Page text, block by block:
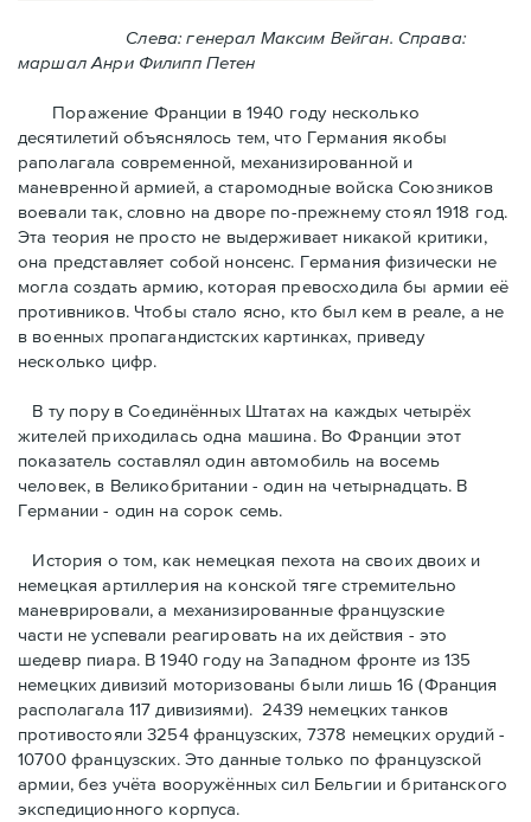
Слева: генерал Максим Вейган. Справа:
маршал Анри Филипп Петен
Поражение Франции в 1940 году несколько
десятилетий объяснялось тем, что Германия якобы
раполагала современной, механизированной и
маневренной армией, а старомодные войска Союзников
воевали так, словно на дворе по-прежнему стоял 1918 год.
Эта теория не просто не выдерживает никакой критики,
она представляет собой нонсенс. Германия физически не
могла создать армию, которая превосходила бы армии её
противников. Чтобы стало ясно, кто был кем в реале, а не
в военных пропагандистских картинках, приведу
несколько цифр.
В ту пору в Соединённых Штатах на каждых четырёх
жителей приходилась одна машина. Во Франции этот
показатель составлял один автомобиль на восемь
человек, в Великобритании - один на четырнадцать. В
Германии - один на сорок семь.
История о том, как немецкая пехота на своих двоих и
немeцкая артиллерия на конской тяге стремительно
маневрировали, а механизированные французские
части не успевали реагировать на их действия - это
шедевр пиара. В 1940 году на Западном фронте из 135
немецких дивизий моторизованы были лишь 16 (Франция
располагала 117 дивизиями). 2439 немецких танков
противостояли 3254 французских, 7378 немецких орудий -
10700 французских. Это данные только по французской
армии, без учёта вооружённых сил Бельгии и британского
экспедиционного корпуса.